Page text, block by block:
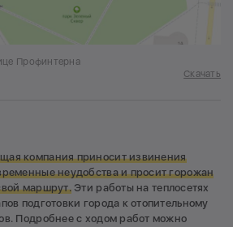
Профинтерна
Скачать
компания приносит извинения
неудобства и просит горожан
маршрут.Эти работы на теплосетях
подготовки города к отопительному
Подробнее с ходом работ можно